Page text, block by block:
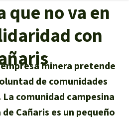
ayuda
de donación
que no va en
con
empresa minera pretende
de comunidades
comunidad campesina
Cañaris es un pequeño